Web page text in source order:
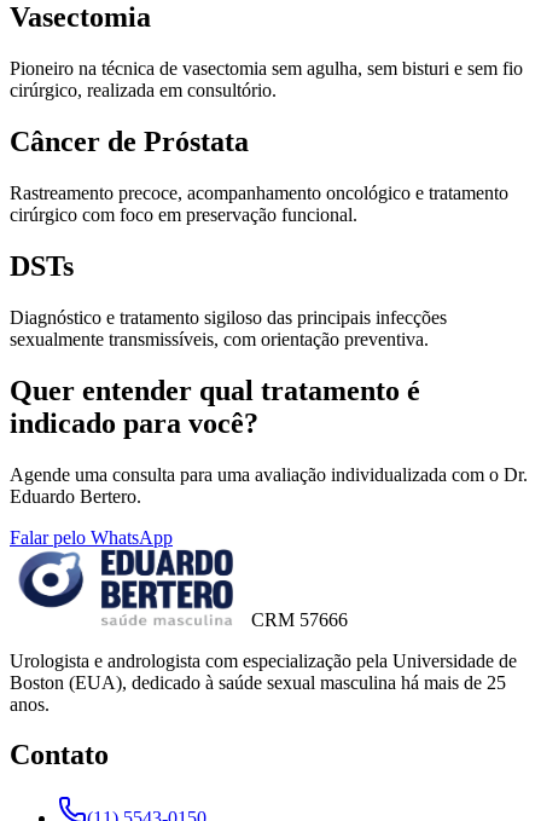
Vasectomia
Pioneiro na técnica de vasectomia sem agulha, sem bisturi e sem fio
cirúrgico, realizada em consultório.
Câncer de Próstata
Rastreamento precoce, acompanhamento oncológico e tratamento
cirúrgico com foco em preservação funcional.
DSTs
Diagnóstico e tratamento sigiloso das principais infecções
sexualmente transmissíveis, com orientação preventiva.
Quer entender qual tratamento é
indicado para você?
Agende uma consulta para uma avaliação individualizada com o Dr.
Eduardo Bertero.
Falar pelo WhatsApp
CRM 57666
Urologista e andrologista com especialização pela Universidade de
Boston (EUA), dedicado à saúde sexual masculina há mais de 25
anos.
Contato